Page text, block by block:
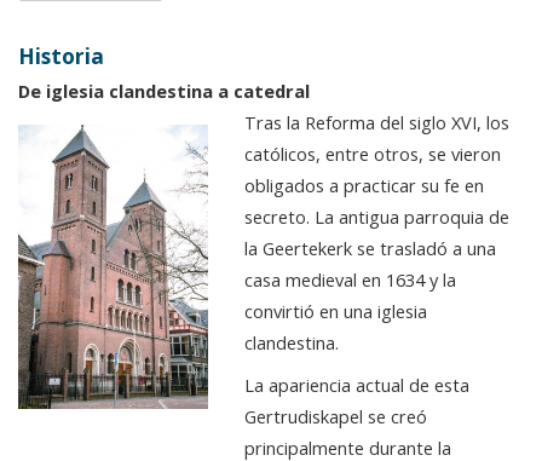
Historia
De iglesia clandestina a catedral
Tras la Reforma del siglo XVI, los
católicos, entre otros, se vieron
obligados a practicar su fe en
secreto. La antigua parroquia de
la Geertekerk se trasladó a una
casa medieval en 1634 y la
convirtió en una iglesia
clandestina.
La apariencia actual de esta
Gertrudiskapel se creó
principalmente durante la